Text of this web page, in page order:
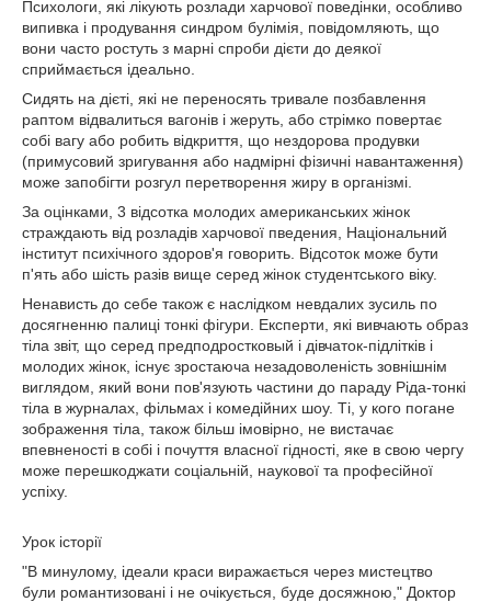
Психологи, які лікують розлади харчової поведінки, особливо
випивка і продування синдром булімія, повідомляють, що
вони часто ростуть з марні спроби дієти до деякої
сприймається ідеально.
Сидять на дієті, які не переносять тривале позбавлення
раптом відвалиться вагонів і жеруть, або стрімко повертає
собі вагу або робить відкриття, що нездорова продувки
(примусовий зригування або надмірні фізичні навантаження)
може запобігти розгул перетворення жиру в організмі.
За оцінками, 3 відсотка молодих американських жінок
страждають від розладів харчової пведения, Національний
інститут психічного здоров'я говорить. Відсоток може бути
п'ять або шість разів вище серед жінок студентського віку.
Ненависть до себе також є наслідком невдалих зусиль по
досягненню палиці тонкі фігури. Експерти, які вивчають образ
тіла звіт, що серед предподростковый і дівчаток-підлітків і
молодих жінок, існує зростаюча незадоволеність зовнішнім
виглядом, який вони пов'язують частини до параду Ріда-тонкі
тіла в журналах, фільмах і комедійних шоу. Ті, у кого погане
зображення тіла, також більш імовірно, не вистачає
впевненості в собі і почуття власної гідності, яке в свою чергу
може перешкоджати соціальній, наукової та професійної
успіху.
Урок історії
"В минулому, ідеали краси виражається через мистецтво
були романтизовані і не очікується, буде досяжною," Доктор